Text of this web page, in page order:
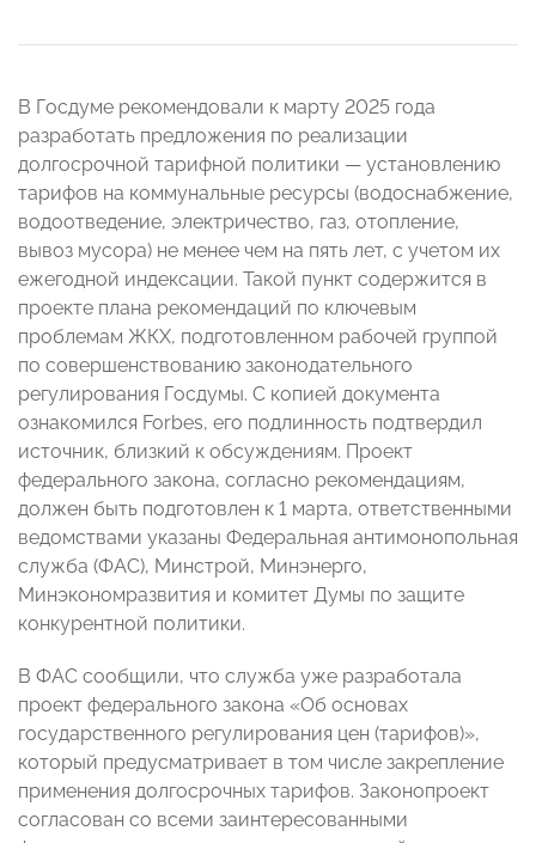
В Госдуме рекомендовали к марту 2025 года
разработать предложения по реализации
долгосрочной тарифной политики — установлению
тарифов на коммунальные ресурсы (водоснабжение,
водоотведение, электричество, газ, отопление,
вывоз мусора) не менее чем на пять лет, с учетом их
ежегодной индексации. Такой пункт содержится в
проекте плана рекомендаций по ключевым
проблемам ЖКХ, подготовленном рабочей группой
по совершенствованию законодательного
регулирования Госдумы. С копией документа
ознакомился Forbes, его подлинность подтвердил
источник, близкий к обсуждениям. Проект
федерального закона, согласно рекомендациям,
должен быть подготовлен к 1 марта, ответственными
ведомствами указаны Федеральная антимонопольная
служба (ФАС), Минстрой, Минэнерго,
Минэкономразвития и комитет Думы по защите
конкурентной политики.
​​В ФАС сообщили, что служба уже разработала
проект федерального закона «Об основах
государственного регулирования цен (тарифов)»,
который предусматривает в том числе закрепление
применения долгосрочных тарифов. Законопроект
согласован со всеми заинтересованными